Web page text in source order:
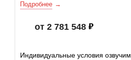
Подробнее
от 2 781 548
Индивидуальные условия